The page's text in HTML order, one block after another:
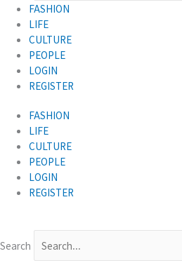
FASHION
LIFE
CULTURE
PEOPLE
LOGIN
REGISTER
FASHION
LIFE
CULTURE
PEOPLE
LOGIN
REGISTER
Search